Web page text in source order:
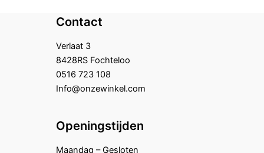
Contact
Verlaat 3
8428RS Fochteloo
0516 723 108
Info@onzewinkel.com
Openingstijden
Maandag – Gesloten